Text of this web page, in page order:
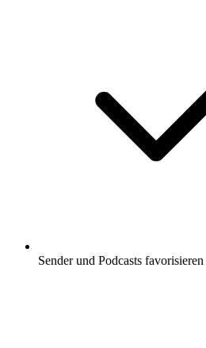
Sender und Podcasts favorisieren